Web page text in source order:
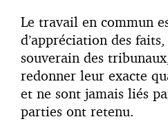
Le travail en commun
d’appréciation des
souverain des
redonner leur exacte
et ne sont jamais liés
parties ont retenu.